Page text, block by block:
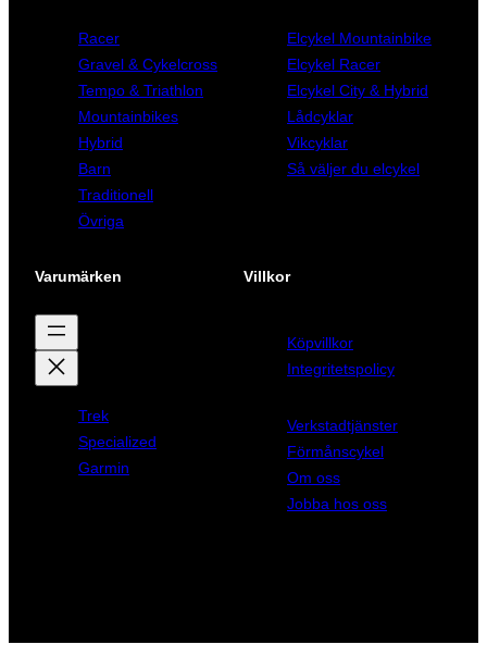
Racer
Gravel & Cykelcross
Tempo & Triathlon
Mountainbikes
Hybrid
Barn
Traditionell
Övriga
Elcykel Mountainbike
Elcykel Racer
Elcykel City & Hybrid
Lådcyklar
Vikcyklar
Så väljer du elcykel
Varumärken
Trek
Specialized
Garmin
Villkor
Köpvillkor
Integritetspolicy
Verkstadtjänster
Förmånscykel
Om oss
Jobba hos oss